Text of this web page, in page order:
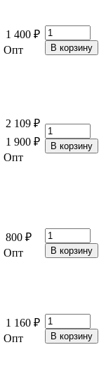
1 400 ₽
Опт
2 109 ₽
1 900 ₽
Опт
800 ₽
Опт
1 160 ₽
Опт